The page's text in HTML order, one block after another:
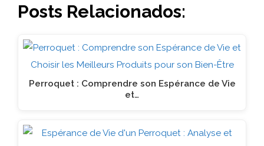
Posts Relacionados:
Perroquet : Comprendre son Espérance de Vie
et…